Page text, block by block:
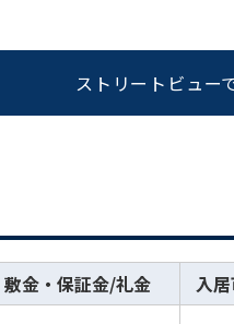
ストリートビュー
敷金・保証金/礼金 入